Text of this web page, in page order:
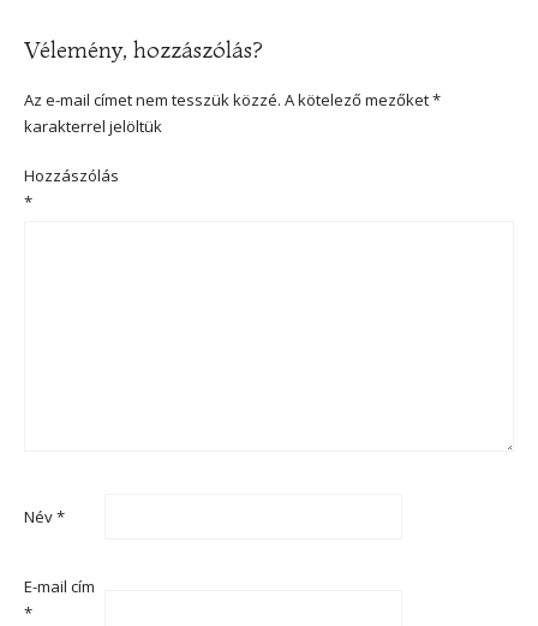
Vélemény, hozzászólás?
Az e-mail címet nem tesszük közzé. A kötelező mezőket*
karakterrel jelöltük
Hozzászólás
*
Név*
E-mail cím
*